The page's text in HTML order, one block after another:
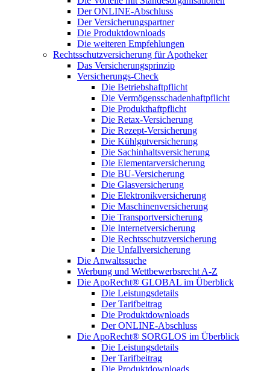
Der ONLINE-Abschluss
Der Versicherungspartner
Die Produktdownloads
Die weiteren Empfehlungen
Rechtsschutzversicherung für Apotheker
Das Versicherungsprinzip
Versicherungs-Check
Die Betriebshaftpflicht
Die Vermögensschadenhaftpflicht
Die Produkthaftpflicht
Die Retax-Versicherung
Die Rezept-Versicherung
Die Kühlgutversicherung
Die Sachinhaltsversicherung
Die Elementarversicherung
Die BU-Versicherung
Die Glasversicherung
Die Elektronikversicherung
Die Maschinenversicherung
Die Transportversicherung
Die Internetversicherung
Die Rechtsschutzversicherung
Die Unfallversicherung
Die Anwaltssuche
Werbung und Wettbewerbsrecht A-Z
Die ApoRecht® GLOBAL im Überblick
Die Leistungsdetails
Der Tarifbeitrag
Die Produktdownloads
Der ONLINE-Abschluss
Die ApoRecht® SORGLOS im Überblick
Die Leistungsdetails
Der Tarifbeitrag
Die Produktdownloads